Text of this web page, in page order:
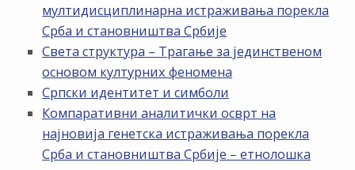
мултидисциплинарна истраживања порекла
Срба и становништва Србије
Света структура – Трагање за јединственом
основом културних феномена
Српски идентитет и симболи
Компаративни аналитички осврт на
најновија генетска истраживања порекла
Срба и становништва Србије – етнолошка